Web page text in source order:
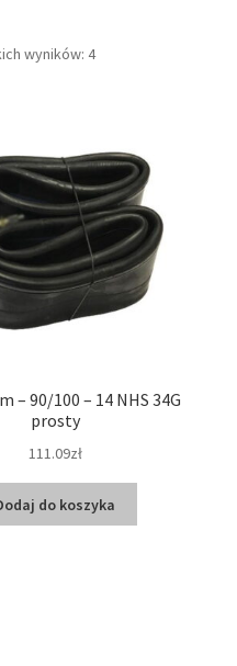
wyników: 4Posortowane
– 90/100 – 14 NHS 34G
prosty
111.09zł
do koszyka